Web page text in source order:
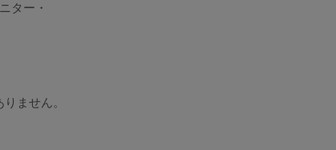
ター・
ません。